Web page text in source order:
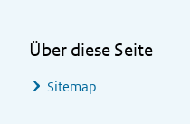
Über diese Seite
Sitemap